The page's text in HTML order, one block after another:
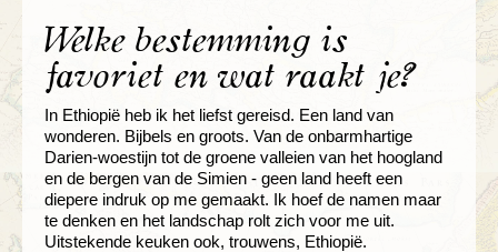
Welke bestemming is
favoriet en wat raakt je?
In Ethiopië heb ik het liefst gereisd. Een land van
wonderen. Bijbels en groots. Van de onbarmhartige
Darien-woestijn tot de groene valleien van het hoogland
en de bergen van de Simien - geen land heeft een
diepere indruk op me gemaakt. Ik hoef de namen maar
te denken en het landschap rolt zich voor me uit.
Uitstekende keuken ook, trouwens, Ethiopië.